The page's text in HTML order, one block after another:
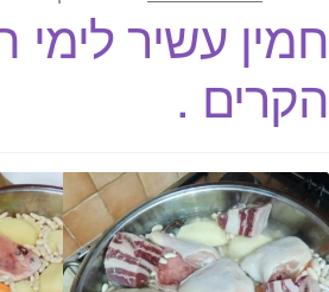
חמין עשיר לימי
הקרים .